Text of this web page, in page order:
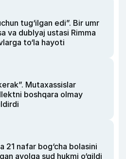
tug‘ilgan edi”. Bir umr
va dublyaj ustasi Rimma
to‘la hayoti
Mutaxassislar
boshqara olmay
21 nafar bog‘cha bolasini
ayolga sud hukmi o‘qildi